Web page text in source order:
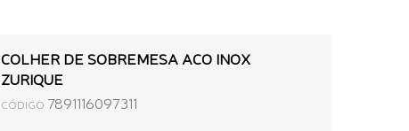
COLHER DE SOBREMESA ACO INOX
ZURIQUE
CÓDIGO 7891116097311